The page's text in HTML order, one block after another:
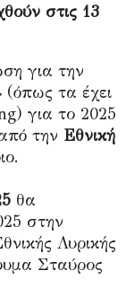
στις 13
για την
τα έχει
για το 2025
την Εθνική
θα
στην
Λυρικής
Σταύρος